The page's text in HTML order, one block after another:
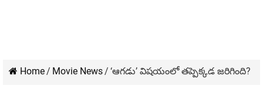
Home/ Movie News/ ‘ఆగడు’ విషయంలో తప్పెక్కడ జరిగింది?